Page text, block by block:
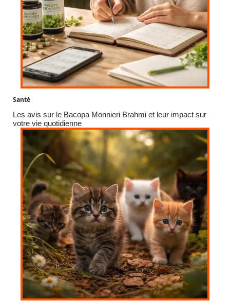
Santé
Les avis sur le Bacopa Monnieri Brahmi et leur impact sur
votre vie quotidienne